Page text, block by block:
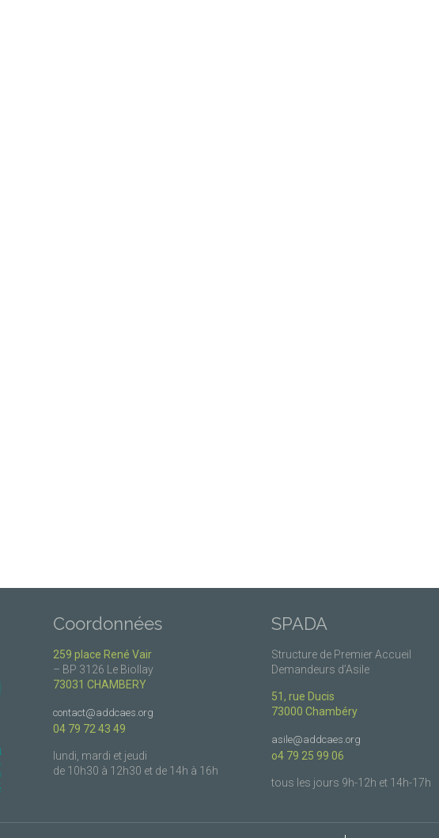
Coordonnées
259 place René Vair
– BP 3126 Le Biollay
73031 CHAMBERY
contact@addcaes.org
04 79 72 43 49
lundi, mardi et jeudi
de 10h30 à 12h30 et de 14h à 16h
SPADA
Structure de Premier Accueil
Demandeurs d’Asile
51, rue Ducis
73000 Chambéry
asile@addcaes.org
o4 79 25 99 06
tous les jours 9h-12h et 14h-17h